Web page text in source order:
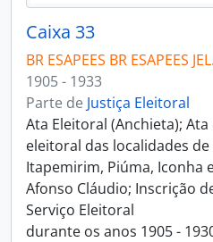
Caixa 33
BR ESAPEES BR ESAPEES
1905 - 1933
Parte de Justiça Eleitoral
Ata Eleitoral (Anchieta);
eleitoral das localidades
Itapemirim, Piúma, Iconha
Afonso Cláudio; Inscrição
Serviço Eleitoral
durante os anos 1905 -